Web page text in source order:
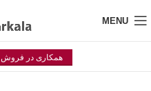
MENU
همکاری در فروش